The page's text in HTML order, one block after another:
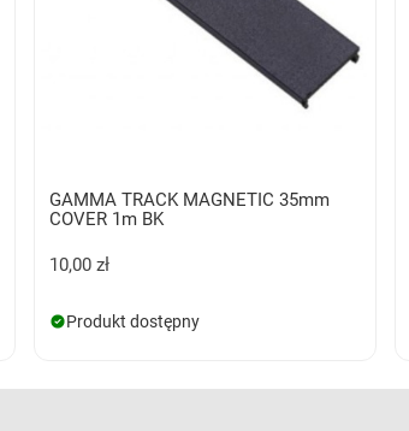
GAMMA TRACK MAGNETIC 35mm
COVER 1m BK
10,00 zł
Produkt dostępny